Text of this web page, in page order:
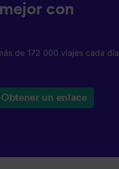
con
de 172 000 viajes cada día
Obtener un enlace